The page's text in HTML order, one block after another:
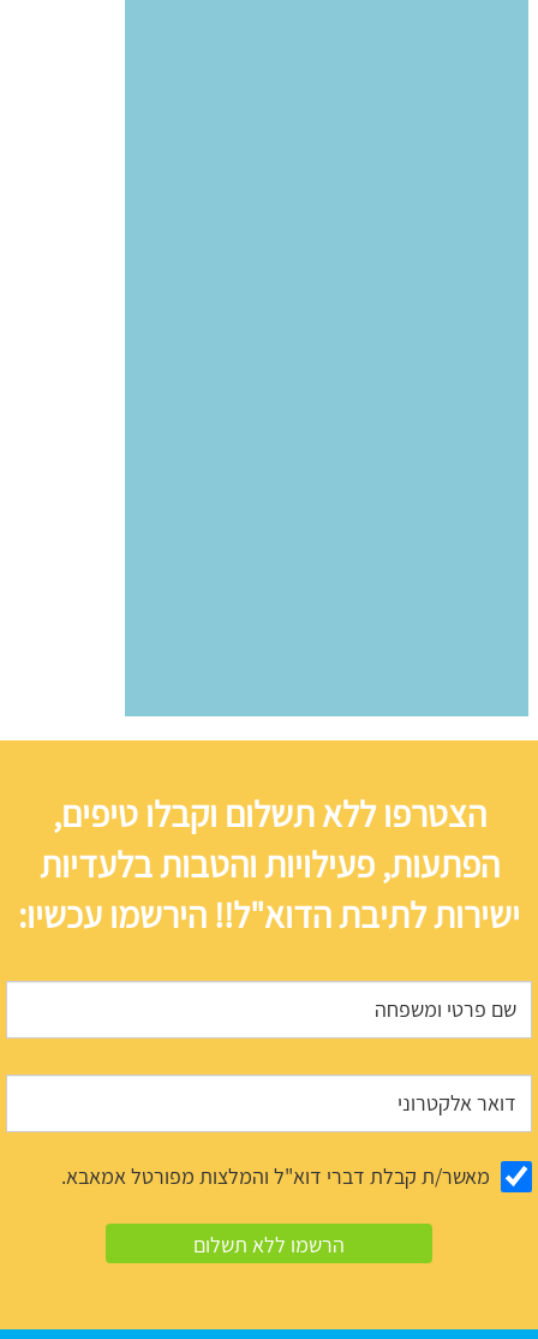
הצטרפו ללא תשלום וקבלו טיפים,
הפתעות, פעילויות והטבות בלעדיות
ישירות לתיבת הדוא"ל!! הירשמו עכשיו:
מאשר/ת קבלת דברי דוא"ל והמלצות מפורטל אמאבא.